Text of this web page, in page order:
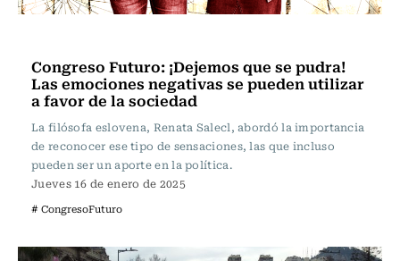
Congreso Futuro: ¡Dejemos que se pudra!
Las emociones negativas se pueden utilizar
a favor de la sociedad
La filósofa eslovena, Renata Salecl, abordó la importancia
de reconocer ese tipo de sensaciones, las que incluso
pueden ser un aporte en la política.
Jueves 16 de enero de 2025
# CongresoFuturo